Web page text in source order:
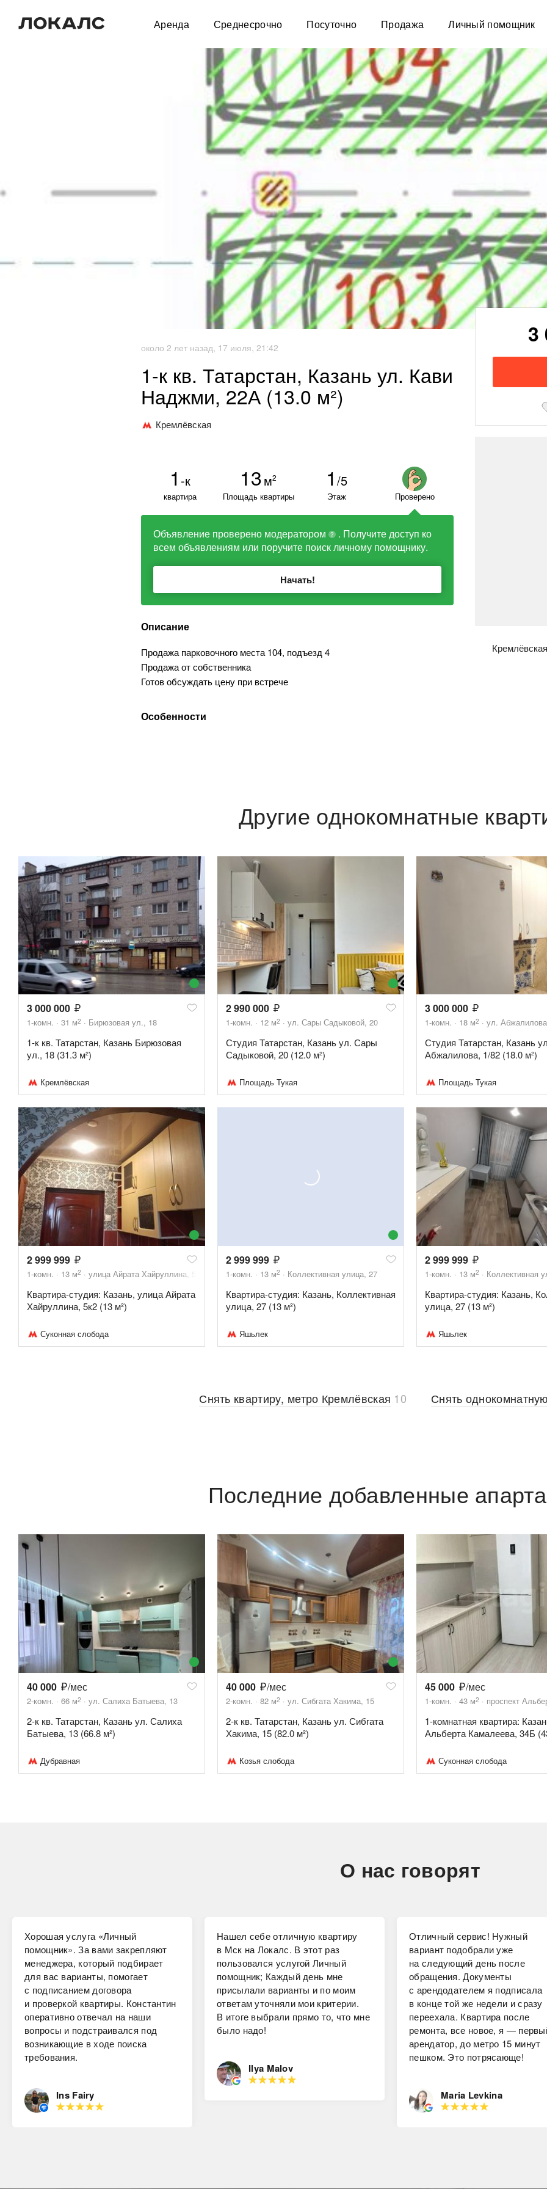
Аренда Среднесрочно Посуточно Продажа Личный помощник
около 2 лет назад, 17 июля, 21:42
1-к кв. Татарстан, Казань ул. Кави
Наджми, 22А (13.0 м²)
Кремлёвская
1 -к
квартира
13м2
Площадь квартиры
1 /5
Этаж Проверено
Объявление проверено модератором ? . Получите доступ ко
всем объявлениям или поручите поиск личному помощнику.
Начать!
Описание
Продажа парковочного места 104, подъезд 4
Продажа от собственника
Готов обсуждать цену при встрече
Особенности
3
Кремлёвская
Другие однокомнатные
3 000 000
1-комн. 31 м2 Бирюзовая ул., 18
1-к кв. Татарстан, Казань Бирюзовая
ул., 18 (31.3 м²)
Кремлёвская
2 990 000
1-комн. 12 м2 ул. Сары Садыковой, 20
Студия Татарстан, Казань ул. Сары
Садыковой, 20 (12.0 м²)
Площадь Тукая
3 000 000
1-комн. 18 м2 ул.
Студия Татарстан, Казань
Абжалилова, 1/82 (18.0 м²)
Площадь Тукая
2 999 999
1-комн. 13 м2 улица Айрата Хайруллина, 5к2
Квартира-студия: Казань, улица Айрата
Хайруллина, 5к2 (13 м²)
Суконная слобода
2 999 999
1-комн. 13 м2 Коллективная улица, 27
Квартира-студия: Казань, Коллективная
улица, 27 (13 м²)
Яшьлек
2 999 999
1-комн. 13 м2 Коллективная
Квартира-студия: Казань,
улица, 27 (13 м²)
Яшьлек
Снять квартиру, метро Кремлёвская 10 Снять
Последние добавленные
40 000 /мес
2-комн. 66 м2 ул. Салиха Батыева, 13
2-к кв. Татарстан, Казань ул. Салиха
Батыева, 13 (66.8 м²)
Дубравная
40 000 /мес
2-комн. 82 м2 ул. Сибгата Хакима, 15
2-к кв. Татарстан, Казань ул. Сибгата
Хакима, 15 (82.0 м²)
Козья слобода
45 000 /мес
1-комн. 43 м2 проспект
1-комнатная квартира:
Альберта Камалеева, 34Б
Суконная слобода
О нас говорят
Хорошая услуга «Личный
помощник». За вами закрепляют
менеджера, который подбирает
для вас варианты, помогает
с подписанием договора
и проверкой квартиры. Константин
оперативно отвечал на наши
вопросы и подстраивался под
возникающие в ходе поиска
требования.
Ins Fairy
Нашел себе отличную квартиру
в Мск на Локалс. В этот раз
пользовался услугой Личный
помощник; Каждый день мне
присылали варианты и по моим
ответам уточняли мои критерии.
В итоге выбрали прямо то, что мне
было надо!
Ilya Malov
Отличный сервис! Нужный
вариант подобрали уже
на следующий день после
обращения. Документы
с арендодателем я подписала
в конце той же недели и сразу
переехала. Квартира после
ремонта, все новое, я —
арендатор, до метро 15 минут
пешком. Это потрясающе!
Maria Levkina